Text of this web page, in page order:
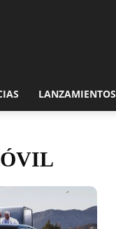
LANZAMIENTOS